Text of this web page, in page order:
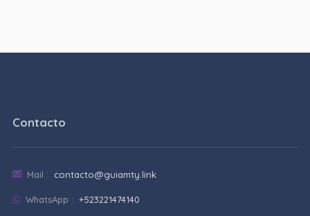
Contacto
Mail : contacto@guiamty.link
WhatsApp : +523221474140